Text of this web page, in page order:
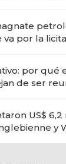
por la
por qué
de ser
US$
y